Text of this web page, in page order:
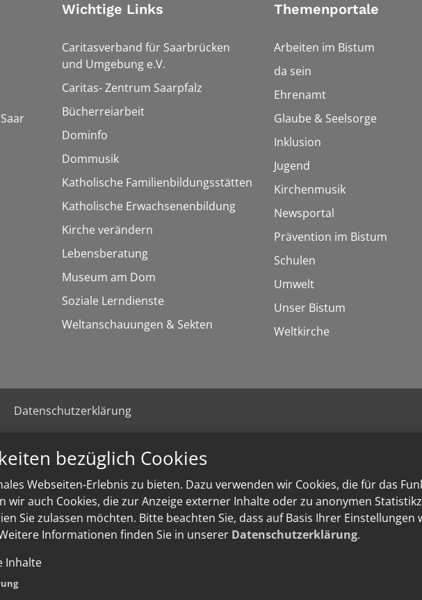
bezüglich Cookies
Webseiten-Erlebnis zu bieten. Dazu verwenden wir Cookies, die für das
wir auch Cookies, die zur Anzeige externer Inhalte oder zu anonymen
Sie zulassen möchten. Bitte beachten Sie, dass auf Basis Ihrer
Informationen finden Sie in unserer Datenschutzerklärung.
Inhalte
Wichtige Links
Caritasverband für Saarbrücken
und Umgebung e.V.
Caritas- Zentrum Saarpfalz
Bücherreiarbeit
Dominfo
Dommusik
Katholische Familienbildungsstätten
Katholische Erwachsenenbildung
Kirche verändern
Lebensberatung
Museum am Dom
Soziale Lerndienste
Weltanschauungen & Sekten
Themenportale
Arbeiten im Bistum
da sein
Ehrenamt
Glaube & Seelsorge
Inklusion
Jugend
Kirchenmusik
Newsportal
Prävention im Bistum
Schulen
Umwelt
Unser Bistum
Weltkirche
Datenschutzerklärung